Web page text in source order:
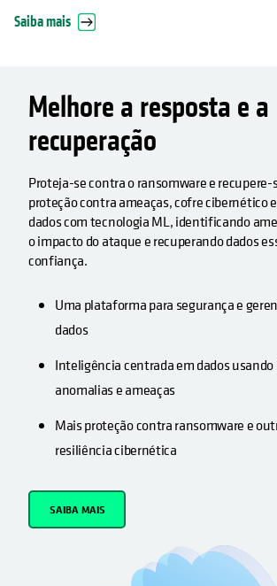
Saiba mais
Melhore a resposta e a
recuperação
Proteja-se contra o ransomware e recupere-
proteção contra ameaças, cofre cibernético
dados com tecnologia ML, identificando
o impacto do ataque e recuperando dados
confiança.
Uma plataforma para segurança e
dados
Inteligência centrada em dados
anomalias e ameaças
Mais proteção contra ransomware e
resiliência cibernética
SAIBA MAIS